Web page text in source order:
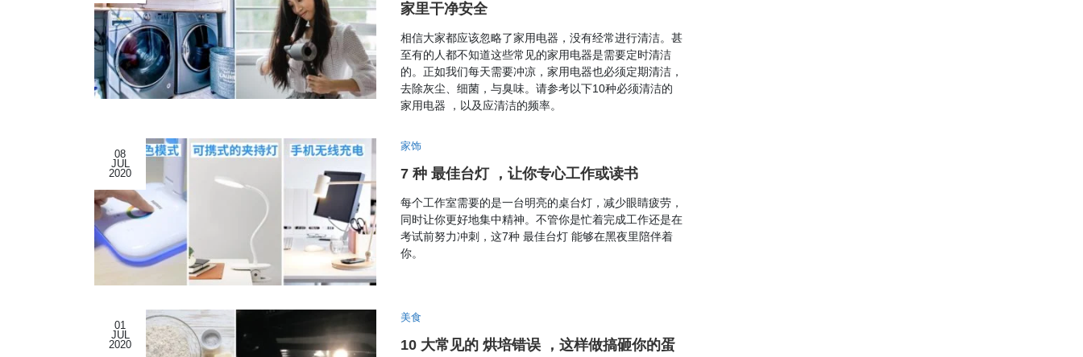
家里干净安全
相信大家都应该忽略了家用电器，没有经常进行清洁。甚
至有的人都不知道这些常见的家用电器是需要定时清洁
的。正如我们每天需要冲凉，家用电器也必须定期清洁，
去除灰尘、细菌，与臭味。请参考以下10种必须清洁的
家用电器 ，以及应清洁的频率。
08
JUL
2020
家饰
7 种 最佳台灯 ，让你专心工作或读书
每个工作室需要的是一台明亮的桌台灯，减少眼睛疲劳，
同时让你更好地集中精神。不管你是忙着完成工作还是在
考试前努力冲刺，这7种 最佳台灯 能够在黑夜里陪伴着
你。
01
JUL
2020
美食
10 大常见的 烘培错误 ，这样做搞砸你的蛋